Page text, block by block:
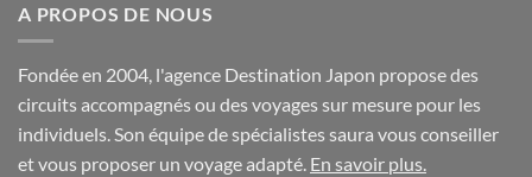
A PROPOS DE NOUS
Fondée en 2004, l'agence Destination Japon propose des
circuits accompagnés ou des voyages sur mesure pour les
individuels. Son équipe de spécialistes saura vous conseiller
et vous proposer un voyage adapté. En savoir plus.